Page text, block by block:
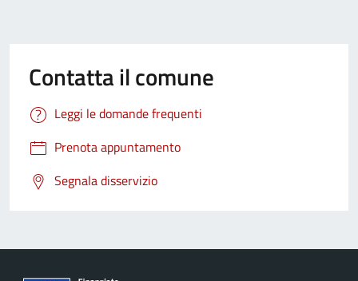
Contatta il comune
Leggi le domande frequenti
Prenota appuntamento
Segnala disservizio